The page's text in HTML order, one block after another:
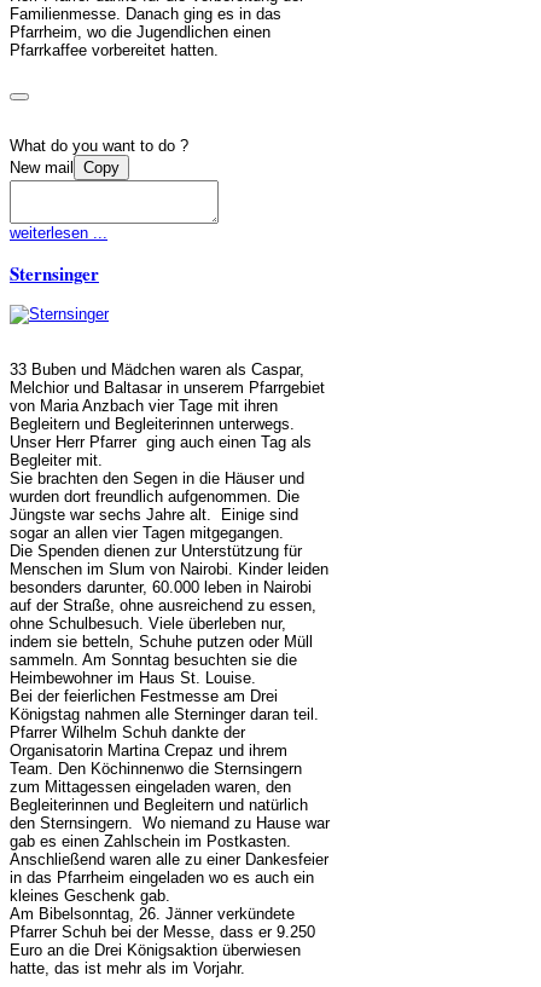
Familienmesse. Danach ging es in das
Pfarrheim, wo die Jugendlichen einen
Pfarrkaffee vorbereitet hatten.
What do you want to do ?
New mail Copy
weiterlesen ...
Sternsinger
33 Buben und Mädchen waren als Caspar,
Melchior und Baltasar in unserem Pfarrgebiet
von Maria Anzbach vier Tage mit ihren
Begleitern und Begleiterinnen unterwegs.
Unser Herr Pfarrer ging auch einen Tag als
Begleiter mit.
Sie brachten den Segen in die Häuser und
wurden dort freundlich aufgenommen. Die
Jüngste war sechs Jahre alt. Einige sind
sogar an allen vier Tagen mitgegangen.
Die Spenden dienen zur Unterstützung für
Menschen im Slum von Nairobi. Kinder leiden
besonders darunter, 60.000 leben in Nairobi
auf der Straße, ohne ausreichend zu essen,
ohne Schulbesuch. Viele überleben nur,
indem sie betteln, Schuhe putzen oder Müll
sammeln. Am Sonntag besuchten sie die
Heimbewohner im Haus St. Louise.
Bei der feierlichen Festmesse am Drei
Königstag nahmen alle Sterninger daran teil.
Pfarrer Wilhelm Schuh dankte der
Organisatorin Martina Crepaz und ihrem
Team. Den Köchinnenwo die Sternsingern
zum Mittagessen eingeladen waren, den
Begleiterinnen und Begleitern und natürlich
den Sternsingern. Wo niemand zu Hause war
gab es einen Zahlschein im Postkasten.
Anschließend waren alle zu einer Dankesfeier
in das Pfarrheim eingeladen wo es auch ein
kleines Geschenk gab.
Am Bibelsonntag, 26. Jänner verkündete
Pfarrer Schuh bei der Messe, dass er9.250
Euro an die Drei Königsaktion überwiesen
hatte, das ist mehr als im Vorjahr.